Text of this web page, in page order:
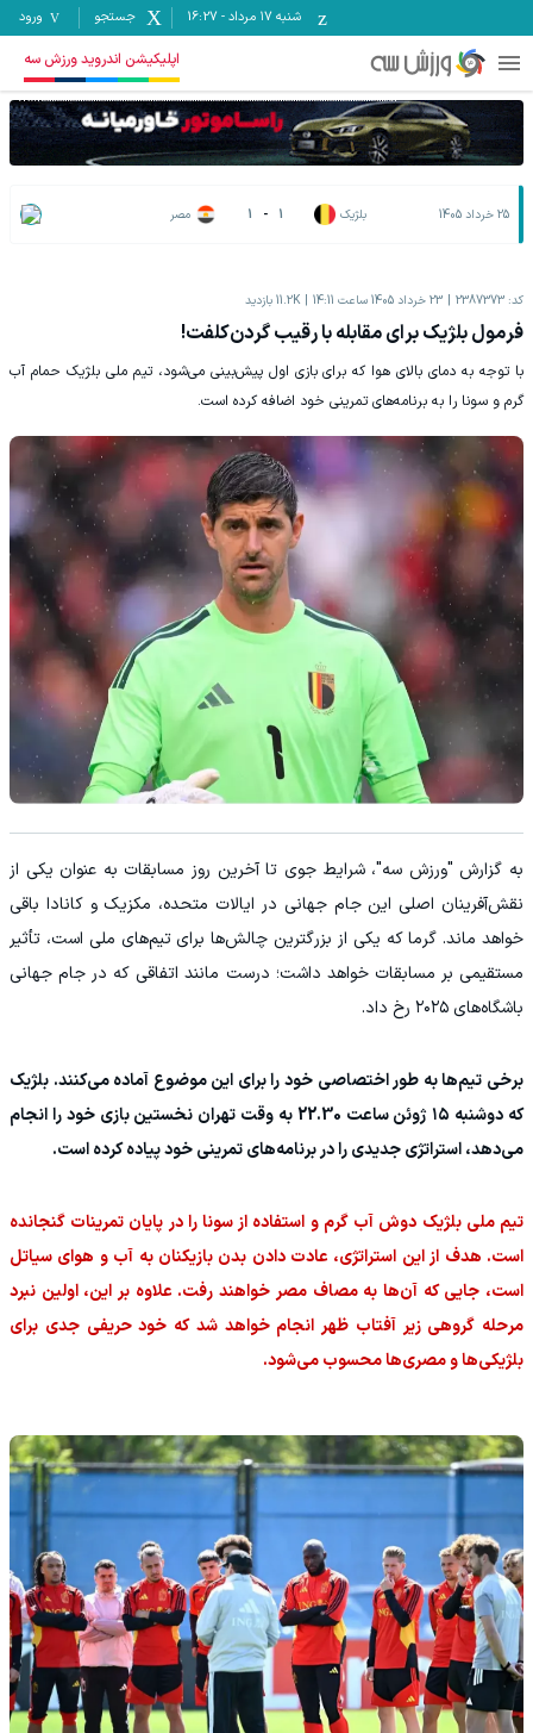
شنبه ۱۷ مرداد -
16:27 جستجو ورود
اپلیکیشن اندروید ورزش سه
25 خرداد 1405 بلژیک 1
-
1 مصر
کد: 2387373 23 خرداد 1405 ساعت 14:11 11.2K بازدید
فرمول بلژیک برای مقابله با رقیب گردن‌کلفت!
با توجه به دمای بالای هوا که برای بازی اول پیش‌بینی می‌شود، تیم ملی بلژیک حمام آب
گرم و سونا را به برنامه‌های تمرینی خود اضافه کرده است.
به گزارش "ورزش سه"، شرایط جوی تا آخرین روز مسابقات به عنوان یکی از
نقش‌آفرینان اصلی این جام جهانی در ایالات متحده، مکزیک و کانادا باقی
خواهد ماند. گرما که یکی از بزرگترین چالش‌ها برای تیم‌های ملی است، تأثیر
مستقیمی بر مسابقات خواهد داشت؛ درست مانند اتفاقی که در جام جهانی
باشگاه‌های ۲۰۲۵ رخ داد.
برخی تیم‌ها به طور اختصاصی خود را برای این موضوع آماده می‌کنند. بلژیک
که دوشنبه ۱۵ ژوئن ساعت 22.30 به وقت تهران نخستین بازی خود را انجام
می‌دهد، استراتژی جدیدی را در برنامه‌های تمرینی خود پیاده کرده است.
تیم ملی بلژیک دوش آب گرم و استفاده از سونا را در پایان تمرینات گنجانده
است. هدف از این استراتژی، عادت دادن بدن بازیکنان به آب و هوای سیاتل
است، جایی که آن‌ها به مصاف مصر خواهند رفت. علاوه بر این، اولین نبرد
مرحله گروهی زیر آفتاب ظهر انجام خواهد شد که خود حریفی جدی برای
بلژیکی‌ها و مصری‌ها محسوب می‌شود.